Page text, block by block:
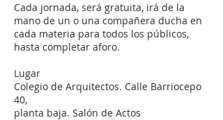
Cada jornada, será gratuita, irá de la
mano de un o una compañera ducha en
cada materia para todos los públicos,
hasta completar aforo.
Lugar
Colegio de Arquitectos. Calle Barriocepo
40,
planta baja. Salón de Actos